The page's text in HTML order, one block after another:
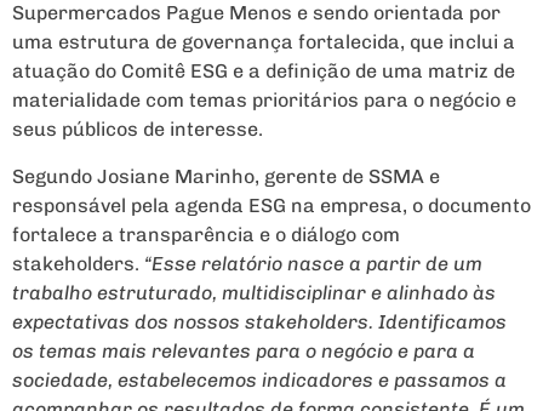
Supermercados Pague Menos e sendo orientada por
uma estrutura de governança fortalecida, que inclui a
atuação do Comitê ESG e a definição de uma matriz de
materialidade com temas prioritários para o negócio e
seus públicos de interesse.
Segundo Josiane Marinho, gerente de SSMA e
responsável pela agenda ESG na empresa, o documento
fortalece a transparência e o diálogo com
stakeholders. “Esse relatório nasce a partir de um
trabalho estruturado, multidisciplinar e alinhado às
expectativas dos nossos stakeholders. Identificamos
os temas mais relevantes para o negócio e para a
sociedade, estabelecemos indicadores e passamos a